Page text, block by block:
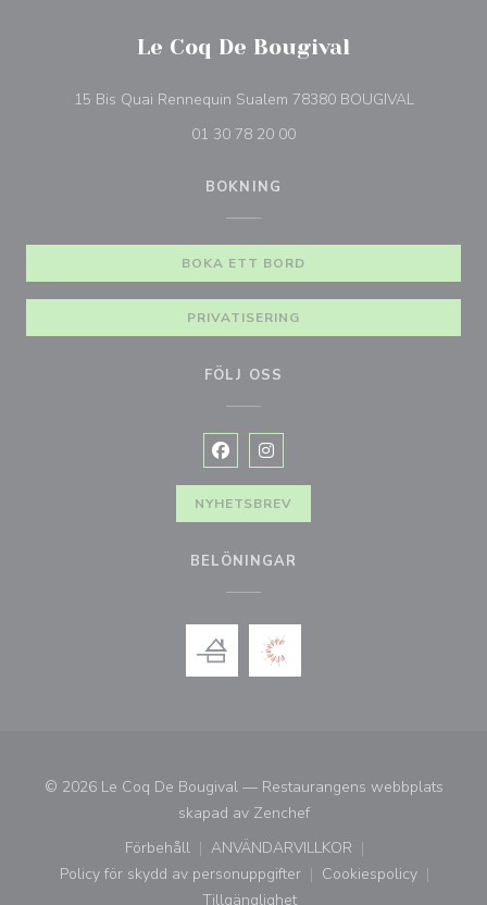
Le Coq De Bougival
15 Bis Quai Rennequin Sualem 78380 BOUGIVAL((öppnas i
01 30 78 20 00
BOKNING
BOKA ETT BORD
PRIVATISERING
FÖLJ OSS
Facebook ((öppnas i ett nytt
Instagram ((öppnas i ett nytt
NYHETSBREV
BELÖNINGAR
© 2026 Le Coq De Bougival — Restaurangens webbplats
skapad av Zenchef((öppnas i ett nytt fönster))
Förbehåll
((öppnas i ett nytt fönster))
ANVÄNDARVILLKOR
((öppnas i ett nytt fönster))
Policy för skydd av personuppgifter
((öppnas i ett nytt fönster))
Cookiespolicy
((öppnas i ett
Tillgänglighet